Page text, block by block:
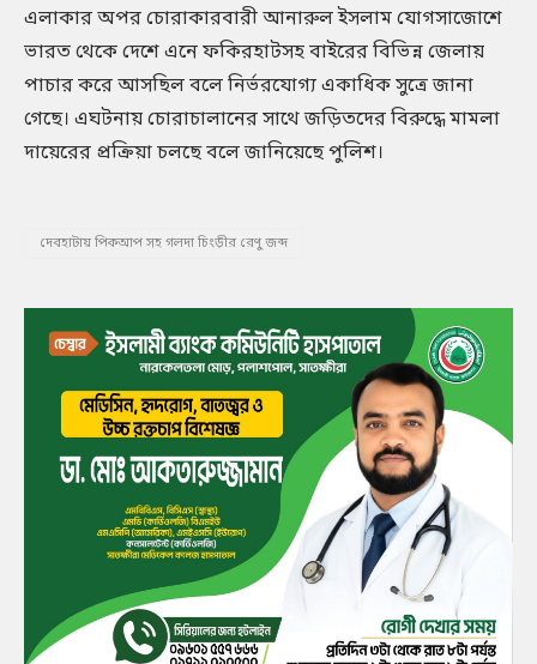
এলাকার অপর চোরাকারবারী আনারুল ইসলাম যোগসাজোশে
ভারত থেকে দেশে এনে ফকিরহাটসহ বাইরের বিভিন্ন জেলায়
পাচার করে আসছিল বলে নির্ভরযোগ্য একাধিক সুত্রে জানা
গেছে। এঘটনায় চোরাচালানের সাথে জড়িতদের বিরুদ্ধে মামলা
দায়েরের প্রক্রিয়া চলছে বলে জানিয়েছে পুলিশ।
দেবহাটায় পিকআপ সহ গলদা চিংড়ীর রেণু জব্দ